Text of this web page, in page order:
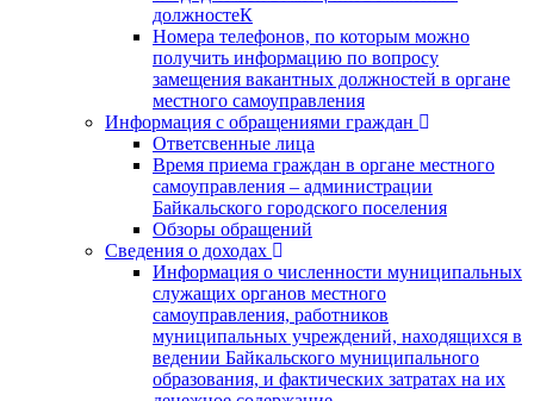
должностеК
Номера телефонов, по которым можно
получить информацию по вопросу
замещения вакантных должностей в органе
местного самоуправления
Информация с обращениями граждан
Ответсвенные лица
Время приема граждан в органе местного
самоуправления – администрации
Байкальского городского поселения
Обзоры обращений
Сведения о доходах
Информация о численности муниципальных
служащих органов местного
самоуправления, работников
муниципальных учреждений, находящихся в
ведении Байкальского муниципального
образования, и фактических затратах на их